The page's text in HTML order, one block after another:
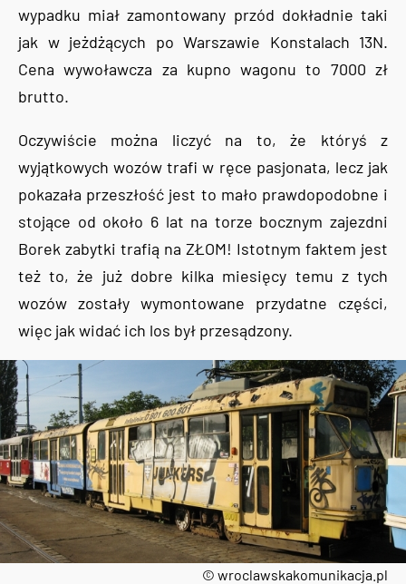
© wroclawskakomunikacja.pl
wypadku miał zamontowany przód dokładnie taki
jak w jeżdżących po Warszawie Konstalach 13N.
Cena wywoławcza za kupno wagonu to 7000 zł
brutto.
Oczywiście można liczyć na to, że któryś z
wyjątkowych wozów trafi w ręce pasjonata, lecz jak
pokazała przeszłość jest to mało prawdopodobne i
stojące od około 6 lat na torze bocznym zajezdni
Borek zabytki trafią na ZŁOM! Istotnym faktem jest
też to, że już dobre kilka miesięcy temu z tych
wozów zostały wymontowane przydatne części,
więc jak widać ich los był przesądzony.